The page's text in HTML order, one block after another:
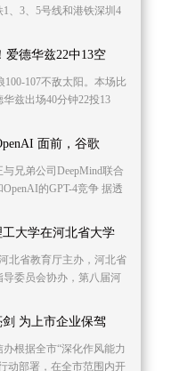
1、3、5号线和港铁深圳4
爱德华兹22中13空
107不敌太阳。本场比
兹出场40分钟22投13
面前，谷歌
兄弟公司DeepMind联合
的GPT-4竞争 据透
大学在河北省大学
北省教育厅主办，河北省
委员会协办，第八届河
为上市企业保驾
根据全市“深化作风能力
动部署，在全市范围内开